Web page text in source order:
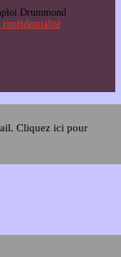
Drummond
confidentialité
Cliquez ici pour